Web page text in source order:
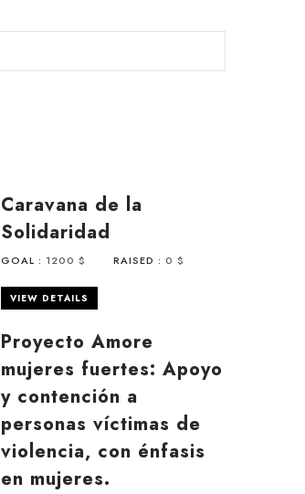
Caravana de la
Solidaridad
GOAL : 1200 $ RAISED : 0 $
VIEW DETAILS
Proyecto Amore
mujeres fuertes: Apoyo
y contención a
personas víctimas de
violencia, con énfasis
en mujeres.